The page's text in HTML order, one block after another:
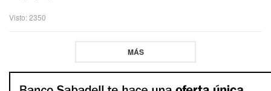
Visto: 2350
MÁS